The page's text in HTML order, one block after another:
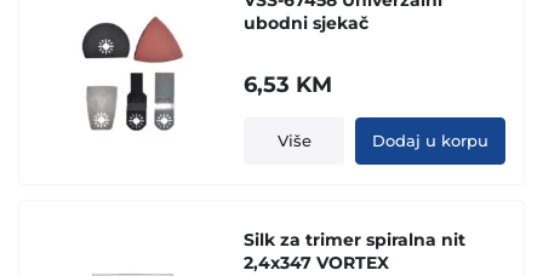
ubodni sjekač
6,53 KM
Više Dodaj u korpu
Silk za trimer spiralna nit
2,4x347 VORTEX